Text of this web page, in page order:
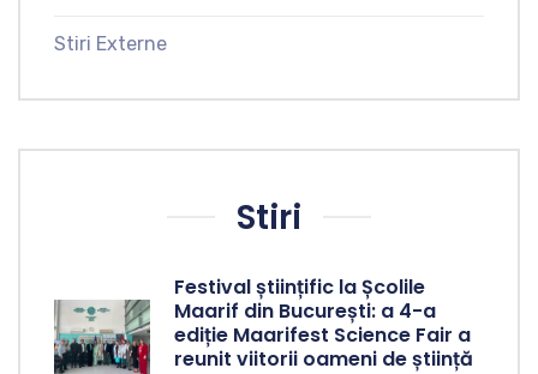
Stiri Externe
Stiri
Festival științific la Școlile
Maarif din București: a 4-a
ediție Maarifest Science Fair a
reunit viitorii oameni de știință